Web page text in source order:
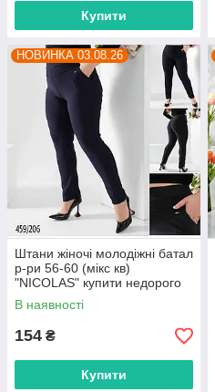
Купити
НОВИНКА 03.08.26
Штани жіночі молодіжні батал
р-ри 56-60 (мікс кв)
"NICOLAS" купити недорого
від прямого постачальника
В наявності
154 ₴
Купити